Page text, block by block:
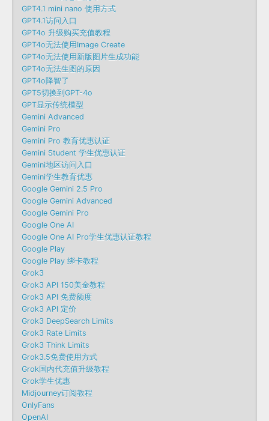
GPT4.1 mini nano 使用方式
GPT4.1访问入口
GPT4o 升级购买充值教程
GPT4o无法使用Image Create
GPT4o无法使用新版图片生成功能
GPT4o无法生图的原因
GPT4o降智了
GPT5切换到GPT-4o
GPT显示传统模型
Gemini Advanced
Gemini Pro
Gemini Pro 教育优惠认证
Gemini Student 学生优惠认证
Gemini地区访问入口
Gemini学生教育优惠
Google Gemini 2.5 Pro
Google Gemini Advanced
Google Gemini Pro
Google One AI
Google One AI Pro学生优惠认证教程
Google Play
Google Play 绑卡教程
Grok3
Grok3 API 150美金教程
Grok3 API 免费额度
Grok3 API 定价
Grok3 DeepSearch Limits
Grok3 Rate Limits
Grok3 Think Limits
Grok3.5免费使用方式
Grok国内代充值升级教程
Grok学生优惠
Midjourney订阅教程
OnlyFans
OpenAI